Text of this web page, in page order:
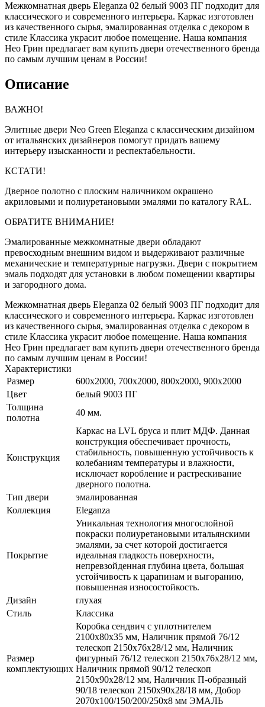
Межкомнатная дверь Eleganza 02 белый 9003 ПГ подходит для
классического и современного интерьера. Каркас изготовлен
из качественного сырья, эмалированная отделка с декором в
стиле Классика украсит любое помещение. Наша компания
Нео Грин предлагает вам купить двери отечественного бренда
по самым лучшим ценам в России!
Описание
ВАЖНО!
Элитные двери Neo Green Eleganza с классическим дизайном
от итальянских дизайнеров помогут придать вашему
интерьеру изысканности и респектабельности.
КСТАТИ!
Дверное полотно с плоским наличником окрашено
акриловыми и полиуретановыми эмалями по каталогу RAL.
ОБРАТИТЕ ВНИМАНИЕ!
Эмалированные межкомнатные двери обладают
превосходным внешним видом и выдерживают различные
механические и температурные нагрузки. Двери с покрытием
эмаль подходят для установки в любом помещении квартиры
и загородного дома.
Межкомнатная дверь Eleganza 02 белый 9003 ПГ подходит для
классического и современного интерьера. Каркас изготовлен
из качественного сырья, эмалированная отделка с декором в
стиле Классика украсит любое помещение. Наша компания
Нео Грин предлагает вам купить двери отечественного бренда
по самым лучшим ценам в России!
Характеристики
Размер
600x2000, 700x2000, 800x2000, 900x2000
Цвет
белый 9003 ПГ
Толщина
полотна
40 мм.
Конструкция
Каркас на LVL бруса и плит МДФ. Данная
конструкция обеспечивает прочность,
стабильность, повышенную устойчивость к
колебаниям температуры и влажности,
исключает коробление и растрескивание
дверного полотна.
Тип двери
эмалированная
Коллекция
Eleganza
Покрытие
Уникальная технология многослойной
покраски полиуретановыми итальянскими
эмалями, за счет которой достигается
идеальная гладкость поверхности,
непревзойденная глубина цвета, большая
устойчивость к царапинам и выгоранию,
повышенная износостойкость.
Дизайн
глухая
Стиль
Классика
Размер
комплектующих
Коробка сендвич с уплотнителем
2100х80х35 мм, Наличник прямой 76/12
телескоп 2150х76х28/12 мм, Наличник
фигурный 76/12 телескоп 2150х76х28/12 мм,
Наличник прямой 90/12 телескоп
2150х90х28/12 мм, Наличник П-образный
90/18 телескоп 2150х90х28/18 мм, Добор
2070х100/150/200/250х8 мм ЭМАЛЬ